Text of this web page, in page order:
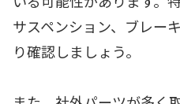
サスペンション、ブレー
り確認しましょう。